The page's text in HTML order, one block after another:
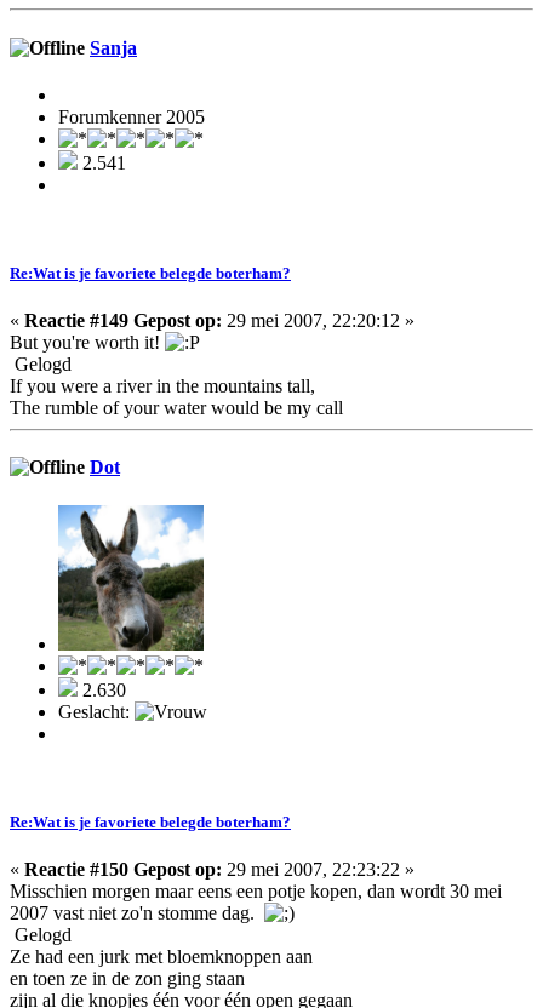
Sanja
Forumkenner 2005
2.541
Re:Wat is je favoriete belegde boterham?
« Reactie #149 Gepost op: 29 mei 2007, 22:20:12 »
But you're worth it!
Gelogd
If you were a river in the mountains tall,
The rumble of your water would be my call
Dot
2.630
Geslacht:
Re:Wat is je favoriete belegde boterham?
« Reactie #150 Gepost op: 29 mei 2007, 22:23:22 »
Misschien morgen maar eens een potje kopen, dan wordt 30 mei
2007 vast niet zo'n stomme dag.
Gelogd
Ze had een jurk met bloemknoppen aan
en toen ze in de zon ging staan
zijn al die knopjes één voor één open gegaan